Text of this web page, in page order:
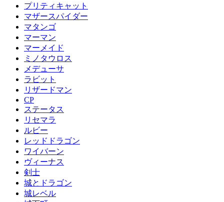
プリティキャット
マザースパイダー
マタンゴ
マーマン
マーメイド
ミノタウロス
メデューサ
ラビット
リザードマン
CP
ステータス
リセマラ
ルビー
レッドドラゴン
ワイバーン
ヴィーナス
剣士
城とドラゴン
城レベル